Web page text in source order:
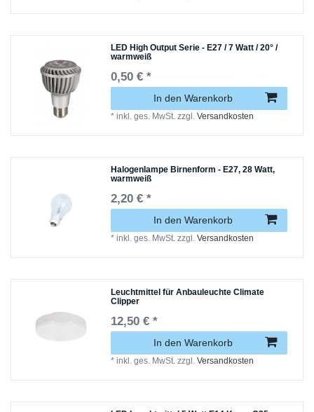
LED High Output Serie - E27 / 7 Watt / 20° /
warmweiß
0,50 € *
In den Warenkorb
*inkl. ges. MwSt. zzgl.Versandkosten
Halogenlampe Birnenform - E27, 28 Watt,
warmweiß
2,20 € *
In den Warenkorb
*inkl. ges. MwSt. zzgl.Versandkosten
Leuchtmittel für Anbauleuchte Climate
Clipper
12,50 € *
In den Warenkorb
*inkl. ges. MwSt. zzgl.Versandkosten